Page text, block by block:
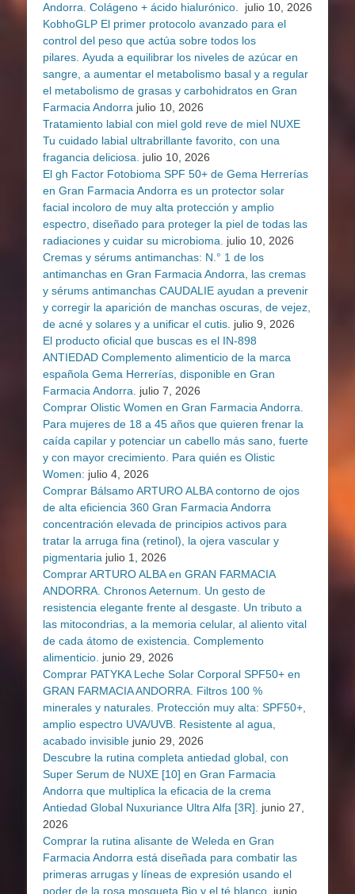
Andorra. Colágeno + ácido hialurónico.
julio 10, 2026
KobhoGLP El primer protocolo avanzado para el
control del peso que actúa sobre todos los
pilares. Ayuda a equilibrar los niveles de azúcar en
sangre, a aumentar el metabolismo basal y a regular
el metabolismo de grasas y carbohidratos en Gran
Farmacia Andorra julio 10, 2026
Tratamiento labial con miel gold reve de miel NUXE
Tu cuidado labial ultrabrillante favorito, con una
fragancia deliciosa. julio 10, 2026
El gh Factor Fotobioma SPF 50+ de Gema Herrerías
en Gran Farmacia Andorra es un protector solar
facial incoloro de muy alta protección y amplio
espectro, diseñado para proteger la piel de todas las
radiaciones y cuidar su microbioma. julio 10, 2026
Cremas y sérums antimanchas: N.° 1 de los
antimanchas en Gran Farmacia Andorra, las cremas
y sérums antimanchas CAUDALIE ayudan a prevenir
y corregir la aparición de manchas oscuras, de vejez,
de acné y solares y a unificar el cutis. julio 9, 2026
El producto oficial que buscas es el IN-898
ANTIEDAD Complemento alimenticio de la marca
española Gema Herrerías, disponible en Gran
Farmacia Andorra. julio 7, 2026
Comprar Olistic Women en Gran Farmacia Andorra.
Para mujeres de 18 a 45 años que quieren frenar la
caída capilar y potenciar un cabello más sano, fuerte
y con mayor crecimiento. Para quién es Olistic
Women: julio 4, 2026
Comprar Bálsamo ARTURO ALBA contorno de ojos
de alta eficiencia 360 Gran Farmacia Andorra
concentración elevada de principios activos para
tratar la arruga fina (retinol), la ojera vascular y
pigmentaria julio 1, 2026
Comprar ARTURO ALBA en GRAN FARMACIA
ANDORRA. Chronos Aeternum. Un gesto de
resistencia elegante frente al desgaste. Un tributo a
las mitocondrias, a la memoria celular, al aliento vital
de cada átomo de existencia. Complemento
alimenticio. junio 29, 2026
Comprar PATYKA Leche Solar Corporal SPF50+ en
GRAN FARMACIA ANDORRA. Filtros 100 %
minerales y naturales. Protección muy alta: SPF50+,
amplio espectro UVA/UVB. Resistente al agua,
acabado invisible junio 29, 2026
Descubre la rutina completa antiedad global, con
Super Serum de NUXE [10] en Gran Farmacia
Andorra que multiplica la eficacia de la crema
Antiedad Global Nuxuriance Ultra Alfa [3R]. junio 27,
2026
Comprar la rutina alisante de Weleda en Gran
Farmacia Andorra está diseñada para combatir las
primeras arrugas y líneas de expresión usando el
poder de la rosa mosqueta Bio y el té blanco. junio